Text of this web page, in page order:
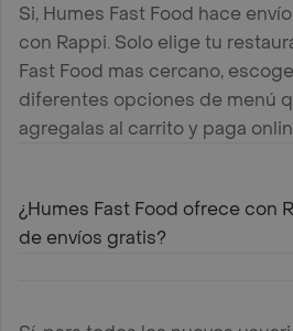
Si, Humes Fast Food hace
con Rappi. Solo elige tu
Fast Food mas cercano,
diferentes opciones de menú
agregalas al carrito y paga
¿Humes Fast Food ofrece con
de envíos gratis?